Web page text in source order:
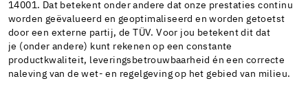
14001. Dat betekent onder andere dat onze prestaties continu
worden geëvalueerd en geoptimaliseerd en worden getoetst
door een externe partij, de TÜV. Voor jou betekent dit dat
je (onder andere) kunt rekenen op een constante
productkwaliteit, leveringsbetrouwbaarheid én een correcte
naleving van de wet- en regelgeving op het gebied van milieu.